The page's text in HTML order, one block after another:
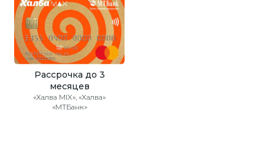
Рассрочка до 3
месяцев
«Халва MIX», «Халва»
«МТБанк»